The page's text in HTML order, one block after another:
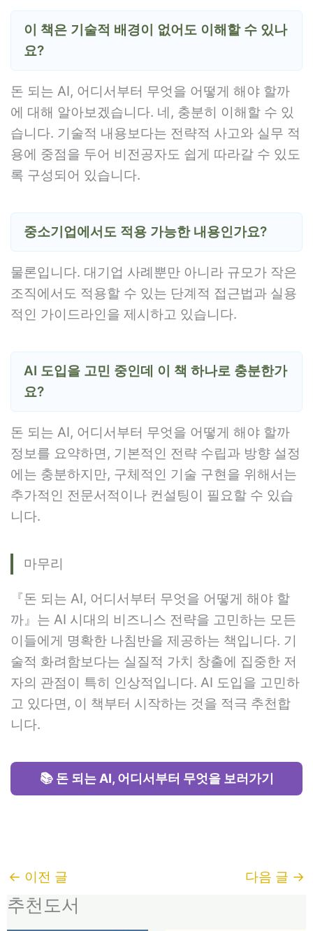
이 책은 기술적 배경이 없어도 이해할 수 있나
요?
돈 되는 AI, 어디서부터 무엇을 어떻게 해야 할까
에 대해 알아보겠습니다. 네, 충분히 이해할 수 있
습니다. 기술적 내용보다는 전략적 사고와 실무 적
용에 중점을 두어 비전공자도 쉽게 따라갈 수 있도
록 구성되어 있습니다.
중소기업에서도 적용 가능한 내용인가요?
물론입니다. 대기업 사례뿐만 아니라 규모가 작은
조직에서도 적용할 수 있는 단계적 접근법과 실용
적인 가이드라인을 제시하고 있습니다.
AI 도입을 고민 중인데 이 책 하나로 충분한가
요?
돈 되는 AI, 어디서부터 무엇을 어떻게 해야 할까
정보를 요약하면, 기본적인 전략 수립과 방향 설정
에는 충분하지만, 구체적인 기술 구현을 위해서는
추가적인 전문서적이나 컨설팅이 필요할 수 있습
니다.
마무리
『돈 되는 AI, 어디서부터 무엇을 어떻게 해야 할
까』는 AI 시대의 비즈니스 전략을 고민하는 모든
이들에게 명확한 나침반을 제공하는 책입니다. 기
술적 화려함보다는 실질적 가치 창출에 집중한 저
자의 관점이 특히 인상적입니다. AI 도입을 고민하
고 있다면, 이 책부터 시작하는 것을 적극 추천합
니다.
📚 돈 되는 AI, 어디서부터 무엇을 보러가기
← 이전 글 다음 글 →
추천도서